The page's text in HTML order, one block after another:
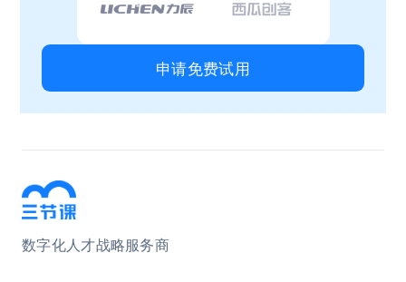
申请免费试用
数字化人才战略服务商